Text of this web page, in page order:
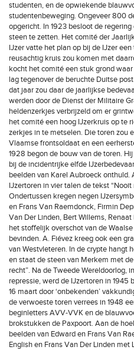
studenten, en de opwiekende
studentenbeweging. Ongeveer 800
opgericht. In 1923 besloot de
steen te zetten. Het comité der
IJzer vatte het plan op bij de IJzer
reusachtig kruis zou komen met
kocht het comité een stuk grond waar
lag tegenover de beruchte Duitse
dat jaar zou daar de jaarlijkse
werden door de Dienst der Militaire
heldenzerkjes verbrijzeld om er
het comité een hoog IJzerkruis op te
zerkjes in te metselen. Die toren zou
Vlaamse frontsoldaat en een
1928 begon de bouw van de toren.
bij de incidentrijke elfde
beelden van Karel Aubroeck
IJzertoren in vier talen de tekst
Ondertussen kregen negen
en Frans Van Raemdonck, Firmin
Van Der Linden, Bert Willems,
het stoffelijk overschot van de
bevinden. A. Fiévez kreeg ook een
van Westvleteren. In de crypte hangt
en staat de steen van Merkem met
recht”. Na de Tweede Wereldoorlog,
repressie, werd de IJzertoren in 1945
16 maart door ‘onbekenden’
de verwoeste toren verrees in 1948
beginletters AVV-VVK en de
brokstukken de Paxpoort. Aan de
beelden van Edward en Frans Van
English en Frans Van Der Linden